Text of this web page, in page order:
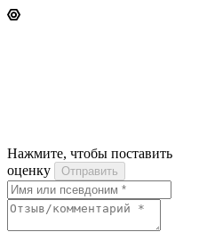
Нажмите, чтобы поставить
оценку
Отправить